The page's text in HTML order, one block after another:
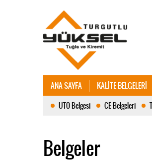
ANA SAYFA KALİTE BELGELERİ
UTO Belgesi CE Belgeleri
Belgeler